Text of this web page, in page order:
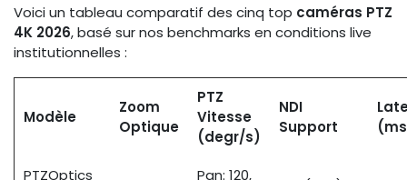
Voici un tableau comparatif des cinq top caméras PTZ
4K 2026, basé sur nos benchmarks en conditions live
institutionnelles :
Modèle
Zoom
Optique
PTZ
Vitesse
(degr/s)
NDI
Support
PTZOptics
Pan: 120,